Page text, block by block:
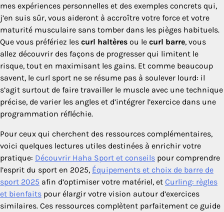
mes expériences personnelles et des exemples concrets qui,
j’en suis sûr, vous aideront à accroître votre force et votre
maturité musculaire sans tomber dans les pièges habituels.
Que vous préfériez les curl haltères ou le curl barre, vous
allez découvrir des façons de progresser qui limitent le
risque, tout en maximisant les gains. Et comme beaucoup
savent, le curl sport ne se résume pas à soulever lourd: il
s’agit surtout de faire travailler le muscle avec une technique
précise, de varier les angles et d’intégrer l’exercice dans une
programmation réfléchie.
Pour ceux qui cherchent des ressources complémentaires,
voici quelques lectures utiles destinées à enrichir votre
pratique: Découvrir Haha Sport et conseils pour comprendre
l’esprit du sport en 2025, Équipements et choix de barre de
sport 2025 afin d’optimiser votre matériel, et Curling: règles
et bienfaits pour élargir votre vision autour d’exercices
similaires. Ces ressources complètent parfaitement ce guide